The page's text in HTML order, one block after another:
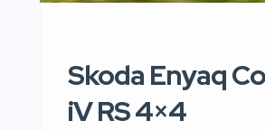
Skoda Enyaq
iV RS 4×4